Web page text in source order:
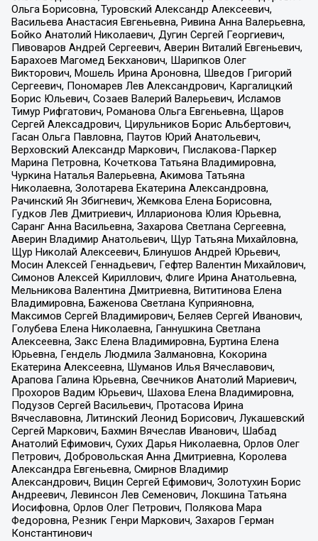
Ольга Борисовна, Туровский Александр Алексеевич,
Васильева Анастасия Евгеньевна, Ривина Анна Валерьевна,
Бойко Анатолий Николаевич, Дугин Сергей Георгиевич,
Пивоваров Андрей Сергеевич, Аверин Виталий Евгеньевич,
Барахоев Магомед Бекханович, Шарипков Олег
Викторович, Мошель Ирина Ароновна, Шведов Григорий
Сергеевич, Пономарев Лев Александрович, Каргалицкий
Борис Юльевич, Созаев Валерий Валерьевич, Исламов
Тимур Рифгатович, Романова Ольга Евгеньевна, Щаров
Сергей Алексадрович, Цирульников Борис Альбертович,
Гасан Ольга Павловна, Паутов Юрий Анатольевич,
Верховский Александр Маркович, Пислакова-Паркер
Марина Петровна, Кочеткова Татьяна Владимировна,
Чуркина Наталья Валерьевна, Акимова Татьяна
Николаевна, Золотарева Екатерина Александровна,
Рачинский Ян Збигневич, Жемкова Елена Борисовна,
Гудков Лев Дмитриевич, Илларионова Юлия Юрьевна,
Саранг Анна Васильевна, Захарова Светлана Сергеевна,
Аверин Владимир Анатольевич, Щур Татьяна Михайловна,
Щур Николай Алексеевич, Блинушов Андрей Юрьевич,
Мосин Алексей Геннадьевич, Гефтер Валентин Михайлович,
Симонов Алексей Кириллович, Флиге Ирина Анатольевна,
Мельникова Валентина Дмитриевна, Вититинова Елена
Владимировна, Баженова Светлана Куприяновна,
Максимов Сергей Владимирович, Беляев Сергей Иванович,
Голубева Елена Николаевна, Ганнушкина Светлана
Алексеевна, Закс Елена Владимировна, Буртина Елена
Юрьевна, Гендель Людмила Залмановна, Кокорина
Екатерина Алексеевна, Шуманов Илья Вячеславович,
Арапова Галина Юрьевна, Свечников Анатолий Мариевич,
Прохоров Вадим Юрьевич, Шахова Елена Владимировна,
Подузов Сергей Васильевич, Протасова Ирина
Вячеславовна, Литинский Леонид Борисович, Лукашевский
Сергей Маркович, Бахмин Вячеслав Иванович, Шабад
Анатолий Ефимович, Сухих Дарья Николаевна, Орлов Олег
Петрович, Добровольская Анна Дмитриевна, Королева
Александра Евгеньевна, Смирнов Владимир
Александрович, Вицин Сергей Ефимович, Золотухин Борис
Андреевич, Левинсон Лев Семенович, Локшина Татьяна
Иосифовна, Орлов Олег Петрович, Полякова Мара
Федоровна, Резник Генри Маркович, Захаров Герман
Константинович